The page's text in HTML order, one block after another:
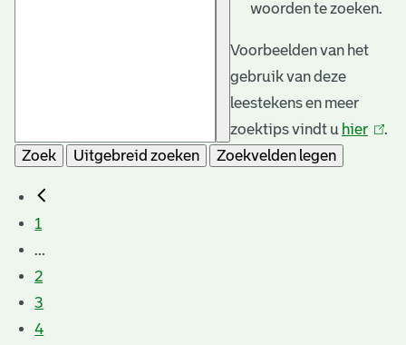
woorden te zoeken.
Voorbeelden van het
gebruik van deze
leestekens en meer
zoektips vindt u hier (link
.
Zoek
Uitgebreid zoeken Zoekvelden legen
1
...
2
3
4